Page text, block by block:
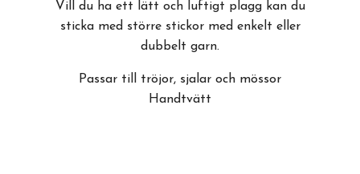
Vill du ha ett lätt och luftigt plagg kan du
sticka med större stickor med enkelt eller
dubbelt garn.
Passar till tröjor, sjalar och mössor
Handtvätt